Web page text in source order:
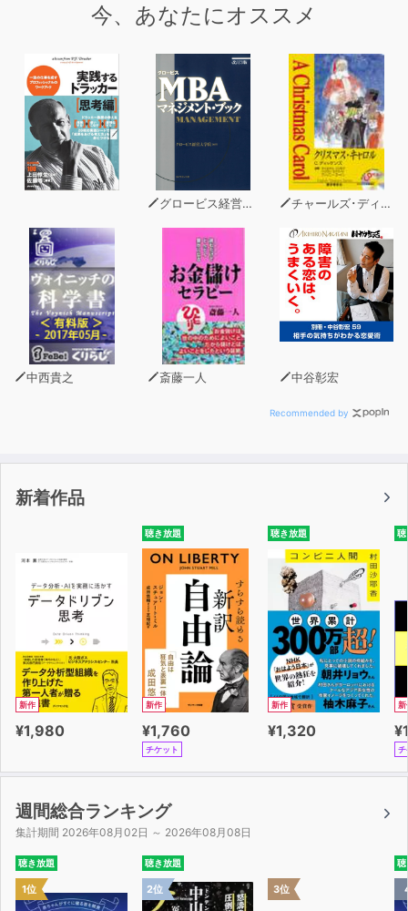
神棚や地蔵、ご先祖のお墓の前に立てば、
しかし、著者はこの宗教の中心である「神」について、
それはあくまで脳が作り出したものだと語っています。
本作では、
・なぜ、人は宗教(信仰)を求めてしまうのか？
・なぜ、幸せを求める信仰心が人殺しにつながるのか？
について、脳科学、認知科学、分析哲学の視点から解明す
るとともに、
「宗教に頼らなくてもいい幸福な生き方」を探ります。
本作を聴けば、宗教やスピリチュアルに対して正しい知識
を持つことができ、
間違った宗教にハマることなく、自由な人生を手に入れら
様々な情報や考え方に取り囲まれている現代人の目を覚ま
させる、苫米地氏の主張が光る話題作で、
物事の本質を見極め、「本当に満足できる人生」を切り開
いてみませんか？
今、あなたにオススメ
グロービス経営大学院 チャールズ･ディッケンズ
中西貴之 斎藤一人 中谷彰宏
Recommended by
新着作品
新作
¥1,980
聴き放題
新作
¥1,760
チケット
聴き放題
新作
¥1,320
聴
新
チ
週間総合ランキング
集計期間 2026年08月02日 ～ 2026年08月08日
聴き放題
1位
聴き放題
2位 3位
聴